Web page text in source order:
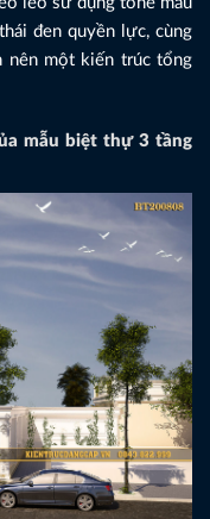
đen quyền lực, cùng
nên một kiến trúc tổng
mẫu biệt thự 3 tầng